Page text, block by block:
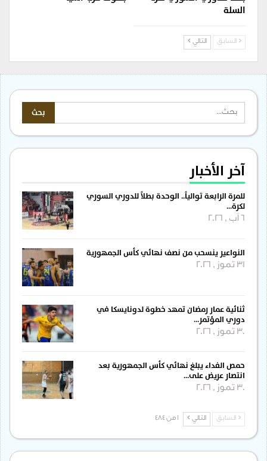
السلة
السابق التالي
آخر الأخبار
للمرة الرابعة توالياً.. الوحدة بطلاً للدوري السوري
لكرة…
النواعير ينسحب من نصف نهائي كأس الجمهورية
31 تموز , 2026
ثنائية عمار رمضان تمهد خطوة لدونايسكا في
دوري المؤتمر…
30 تموز , 2026
حمص الفداء يبلغ نهائي كأس الجمهورية بعد
انتصار عريض على…
30 تموز , 2026
السابق التالي